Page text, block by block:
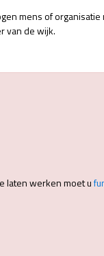
mens of
van de wijk.
laten werken moet u